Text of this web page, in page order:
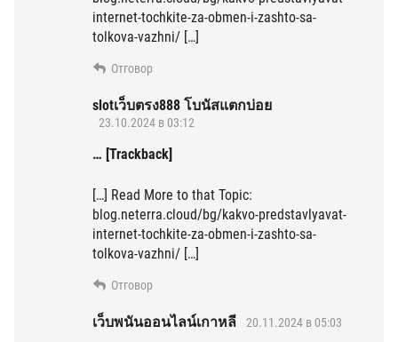
internet-tochkite-za-obmen-i-zashto-sa-
tolkova-vazhni/ […]
Отговор
slotเว็บตรง888 โบนัสแตกบ่อย
23.10.2024 в 03:12
… [Trackback]
[…] Read More to that Topic:
blog.neterra.cloud/bg/kakvo-predstavlyavat-
internet-tochkite-za-obmen-i-zashto-sa-
tolkova-vazhni/ […]
Отговор
เว็บพนันออนไลน์เกาหลี 20.11.2024 в 05:03